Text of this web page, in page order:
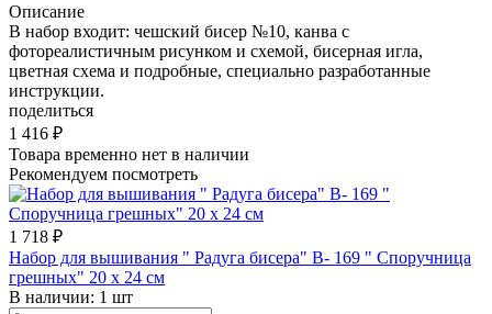
Описание
В набор входит: чешский бисер №10, канва с
фотореалистичным рисунком и схемой, бисерная игла,
цветная схема и подробные, специально разработанные
инструкции.
поделиться
1 416 ₽
Товара временно нет в наличии
Рекомендуем посмотреть
1 718 ₽
Набор для вышивания " Радуга бисера" В- 169 " Споручница
грешных" 20 х 24 см
В наличии: 1 шт